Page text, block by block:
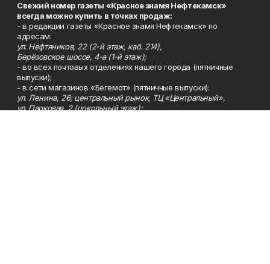
Свежий номер газеты «Красное знамя Нефтекамск»
всегда можно купить в точках продаж:
- в редакции газеты «Красное знамя Нефтекамск» по
адресам:
ул. Нефтяников, 22 (2-й этаж, каб. 214),
Берёзовское шоссе, 4-а (1-й этаж);
- во всех почтовых отделениях нашего города (пятничные
выпуски);
- в сети магазинов «Бегемот» (пятничные выпуски):
ул. Ленина, 26; центральный рынок, ТЦ «Центральный»,
ул. Парковая, 2 (цокольный этаж);